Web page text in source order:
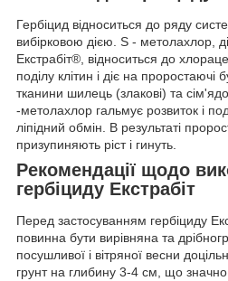
Гербіцид відноситься до ряду
вибірковою дією. S - метолахлор,
Екстрабіт®, відноситься до
поділу клітин і діє на
тканини шилець (злакові) та
-метолахлор гальмує розвиток і
ліпідний обмін. В результаті
призупиняють ріст і гинуть.
Рекомендації щодо
гербіциду Екстрабіт
Перед застосуванням гербіциду
повинна бути вирівняна та
посушливої і вітряної весни
грунт на глибину 3-4 см, що